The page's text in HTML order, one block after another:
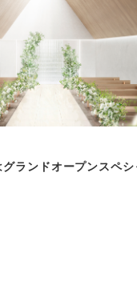
ランドオープンスペシ